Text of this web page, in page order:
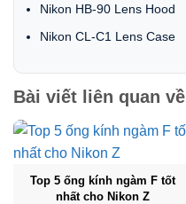
Nikon HB-90 Lens Hood
Nikon CL-C1 Lens Case
Bài viết liên quan về
Top 5 ống kính ngàm F tốt
nhất cho Nikon Z